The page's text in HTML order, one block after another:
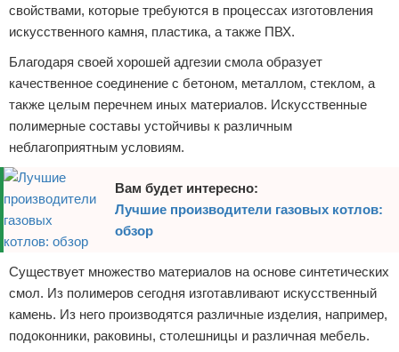
свойствами, которые требуются в процессах изготовления
искусственного камня, пластика, а также ПВХ.
Благодаря своей хорошей адгезии смола образует
качественное соединение с бетоном, металлом, стеклом, а
также целым перечнем иных материалов. Искусственные
полимерные составы устойчивы к различным
неблагоприятным условиям.
Вам будет интересно:
Лучшие производители газовых котлов:
обзор
Существует множество материалов на основе синтетических
смол. Из полимеров сегодня изготавливают искусственный
камень. Из него производятся различные изделия, например,
подоконники, раковины, столешницы и различная мебель.